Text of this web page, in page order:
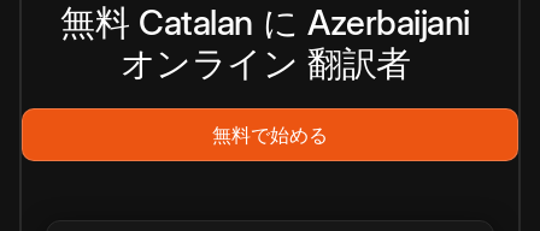
無料 Catalan に Azerbaijani
オンライン 翻訳者
無料で始める